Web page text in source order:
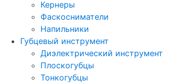
Кернеры
Фаскосниматели
Напильники
Губцевый инструмент
Диэлектрический инструмент
Плоскогубцы
Тонкогубцы